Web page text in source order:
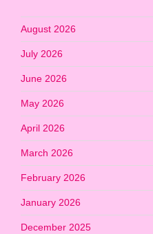
August 2026
July 2026
June 2026
May 2026
April 2026
March 2026
February 2026
January 2026
December 2025